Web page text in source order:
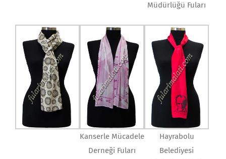
Müdürlüğü Fuları
Kanserle Mücadele
Derneği Fuları
Hayrabolu
Belediyesi